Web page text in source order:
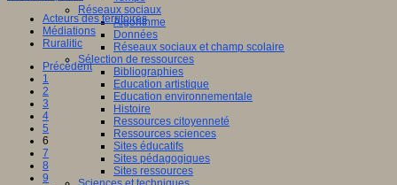
Réseaux sociaux
Algorithme
Données
Réseaux sociaux et champ scolaire
Sélection de ressources
Bibliographies
Education artistique
Education environnementale
Histoire
Ressources citoyenneté
Ressources sciences
Sites éducatifs
Sites pédagogiques
Sites ressources
Acteurs des territoires
Médiations
Ruralitic
Précédent
1
2
3
4
5
6
7
8
9